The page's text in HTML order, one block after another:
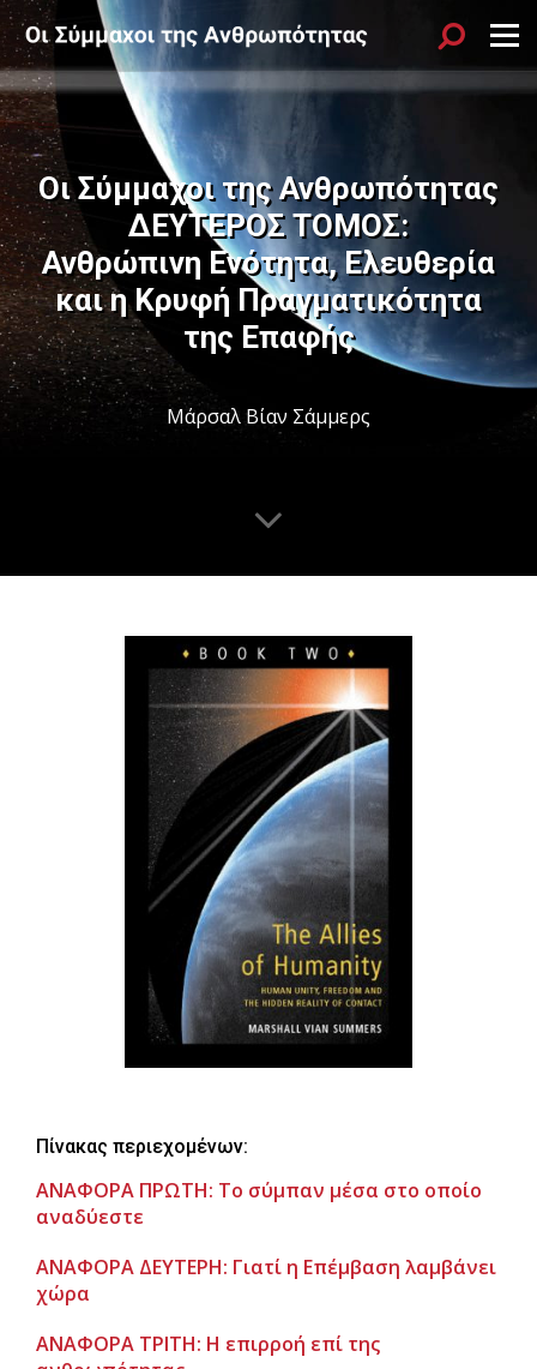
Sök
Menu
Οι Σύμμαχοι της Ανθρωπότητας
ΔΕΥΤΕΡΟΣ ΤΟΜΟΣ:
Ανθρώπινη Ενότητα, Ελευθερία
και η Κρυφή Πραγματικότητα
της Επαφής
Μάρσαλ Βίαν Σάμμερς
Πίνακας περιεχομένων:
ΑΝΑΦΟΡΑ ΠΡΩΤΗ: Το σύμπαν μέσα στο οποίο
αναδύεστε
ΑΝΑΦΟΡΑ ΔΕΥΤΕΡΗ: Γιατί η Επέμβαση λαμβάνει
χώρα
ΑΝΑΦΟΡΑ ΤΡΙΤΗ: Η επιρροή επί της